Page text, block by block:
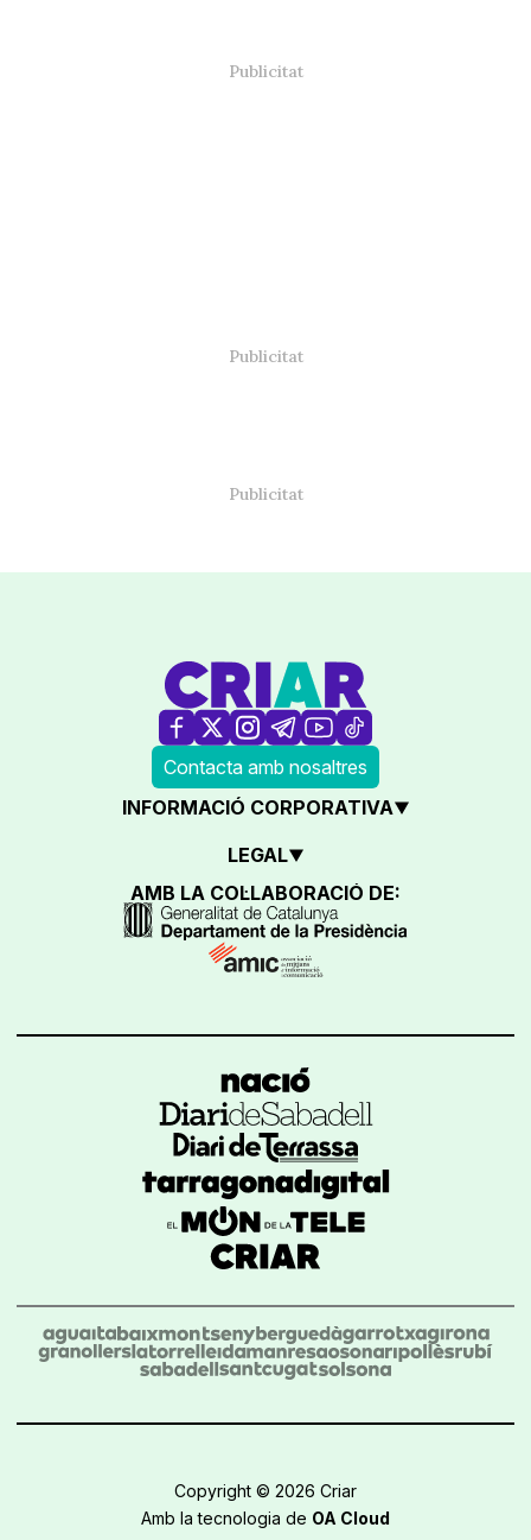
Contacta amb nosaltres
INFORMACIÓ CORPORATIVA
LEGAL
AMB LA COL·LABORACIÓ DE:
Copyright © 2026 Criar
Amb la tecnologia de OA Cloud